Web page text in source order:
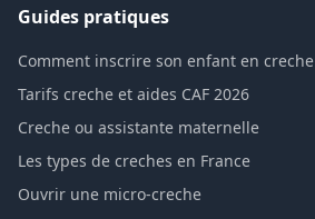
Guides pratiques
Comment inscrire son enfant en creche
Tarifs creche et aides CAF 2026
Creche ou assistante maternelle
Les types de creches en France
Ouvrir une micro-creche